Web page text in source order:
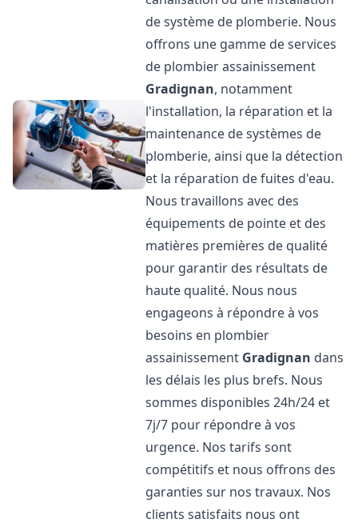
de système de plomberie. Nous
offrons une gamme de services
de plombier assainissement
Gradignan, notamment
l'installation, la réparation et la
maintenance de systèmes de
plomberie, ainsi que la détection
et la réparation de fuites d'eau.
Nous travaillons avec des
équipements de pointe et des
matières premières de qualité
pour garantir des résultats de
haute qualité. Nous nous
engageons à répondre à vos
besoins en plombier
assainissement Gradignan dans
les délais les plus brefs. Nous
sommes disponibles 24h/24 et
7j/7 pour répondre à vos
urgence. Nos tarifs sont
compétitifs et nous offrons des
garanties sur nos travaux. Nos
clients satisfaits nous ont